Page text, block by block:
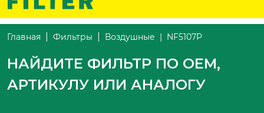
Главная Фильтры Воздушные NF5107P
НАЙДИТЕ ФИЛЬТР ПО OEM,
АРТИКУЛУ ИЛИ АНАЛОГУ